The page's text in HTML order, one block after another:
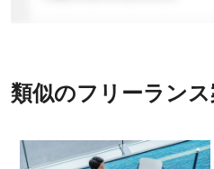
類似のフリーラン